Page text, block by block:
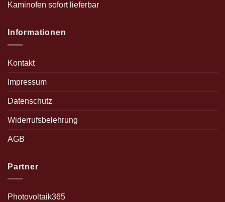
Kaminofen sofort lieferbar
Informationen
Kontakt
Impressum
Datenschutz
Widerrufsbelehrung
AGB
Partner
Photovoltaik365